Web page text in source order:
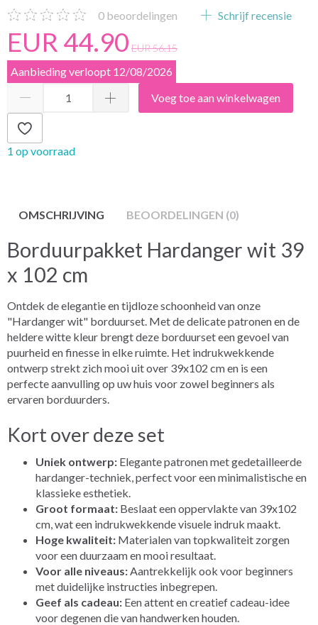
0 beoordelingen Schrijf recensie
EUR 44.90 EUR 56.15
Aanbieding verloopt 12/08/2026
Voeg toe aan winkelwagen
1 op voorraad
OMSCHRIJVING BEOORDELINGEN (0)
Borduurpakket Hardanger wit 39
x 102 cm
Ontdek de elegantie en tijdloze schoonheid van onze
"Hardanger wit" borduurset. Met de delicate patronen en de
heldere witte kleur brengt deze borduurset een gevoel van
puurheid en finesse in elke ruimte. Het indrukwekkende
ontwerp strekt zich mooi uit over 39x102 cm en is een
perfecte aanvulling op uw huis voor zowel beginners als
ervaren borduurders.
Kort over deze set
Uniek ontwerp: Elegante patronen met gedetailleerde
hardanger-techniek, perfect voor een minimalistische en
klassieke esthetiek.
Groot formaat: Beslaat een oppervlakte van 39x102
cm, wat een indrukwekkende visuele indruk maakt.
Hoge kwaliteit: Materialen van topkwaliteit zorgen
voor een duurzaam en mooi resultaat.
Voor alle niveaus: Aantrekkelijk ook voor beginners
met duidelijke instructies inbegrepen.
Geef als cadeau: Een attent en creatief cadeau-idee
voor degenen die van handwerken houden.